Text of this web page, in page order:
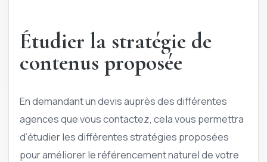
Étudier la stratégie de
contenus proposée
En demandant un devis auprès des différentes
agences que vous contactez, cela vous permettra
d’étudier les différentes stratégies proposées
pour améliorer le référencement naturel de votre